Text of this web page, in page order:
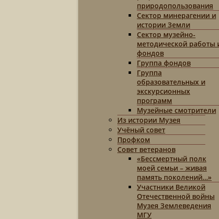
природопользования
Сектор минерагении и
истории Земли
Сектор музейно-
методической работы
фондов
Группа фондов
Группа
образовательных и
экскурсионных
программ
Музейные смотрители
Из истории Музея
Учёный совет
Профком
Совет ветеранов
«Бессмертный полк
моей семьи – живая
память поколений…»
Участники Великой
Отечественной войны
Музея Землеведения
МГУ